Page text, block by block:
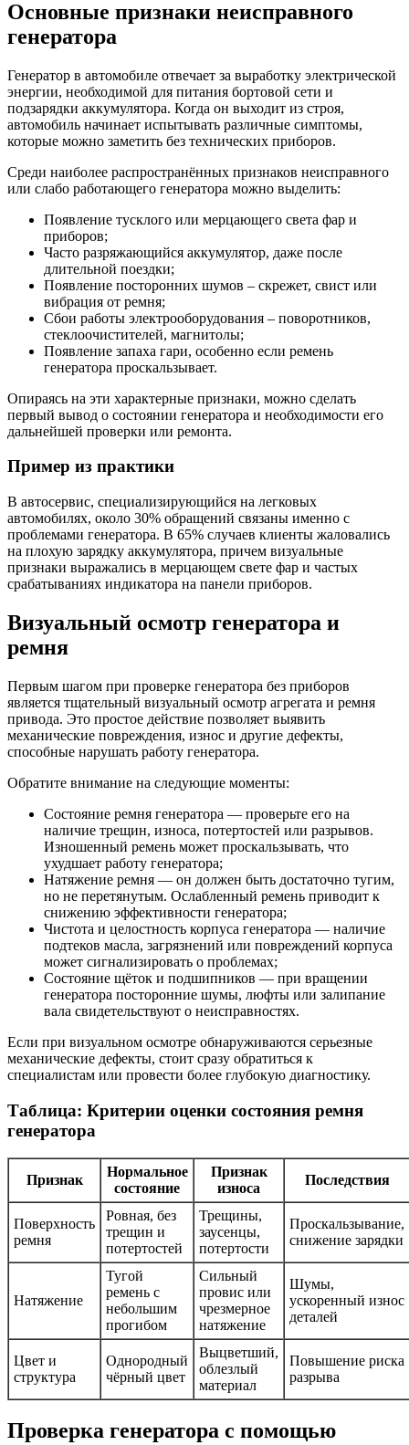
Основные признаки неисправного
генератора
Генератор в автомобиле отвечает за выработку электрической
энергии, необходимой для питания бортовой сети и
подзарядки аккумулятора. Когда он выходит из строя,
автомобиль начинает испытывать различные симптомы,
которые можно заметить без технических приборов.
Среди наиболее распространённых признаков неисправного
или слабо работающего генератора можно выделить:
Появление тусклого или мерцающего света фар и
приборов;
Часто разряжающийся аккумулятор, даже после
длительной поездки;
Появление посторонних шумов – скрежет, свист или
вибрация от ремня;
Сбои работы электрооборудования – поворотников,
стеклоочистителей, магнитолы;
Появление запаха гари, особенно если ремень
генератора проскальзывает.
Опираясь на эти характерные признаки, можно сделать
первый вывод о состоянии генератора и необходимости его
дальнейшей проверки или ремонта.
Пример из практики
В автосервис, специализирующийся на легковых
автомобилях, около 30% обращений связаны именно с
проблемами генератора. В 65% случаев клиенты жаловались
на плохую зарядку аккумулятора, причем визуальные
признаки выражались в мерцающем свете фар и частых
срабатываниях индикатора на панели приборов.
Визуальный осмотр генератора и
ремня
Первым шагом при проверке генератора без приборов
является тщательный визуальный осмотр агрегата и ремня
привода. Это простое действие позволяет выявить
механические повреждения, износ и другие дефекты,
способные нарушать работу генератора.
Обратите внимание на следующие моменты:
Состояние ремня генератора — проверьте его на
наличие трещин, износа, потертостей или разрывов.
Изношенный ремень может проскальзывать, что
ухудшает работу генератора;
Натяжение ремня — он должен быть достаточно тугим,
но не перетянутым. Ослабленный ремень приводит к
снижению эффективности генератора;
Чистота и целостность корпуса генератора — наличие
подтеков масла, загрязнений или повреждений корпуса
может сигнализировать о проблемах;
Состояние щёток и подшипников — при вращении
генератора посторонние шумы, люфты или залипание
вала свидетельствуют о неисправностях.
Если при визуальном осмотре обнаруживаются серьезные
механические дефекты, стоит сразу обратиться к
специалистам или провести более глубокую диагностику.
Таблица: Критерии оценки состояния ремня
генератора
Признак
Нормальное
состояние
Признак
износа
Последствия
Поверхность
ремня
Ровная, без
трещин и
потертостей
Трещины,
заусенцы,
потертости
Проскальзывание,
снижение зарядки
Натяжение
Тугой
ремень с
небольшим
прогибом
Сильный
провис или
чрезмерное
натяжение
Шумы,
ускоренный износ
деталей
Цвет и
структура
Однородный
чёрный цвет
Выцветший,
облезлый
материал
Повышение риска
разрыва
Проверка генератора с помощью